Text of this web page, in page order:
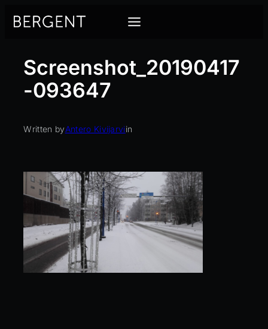
sisältöön
Screenshot_20190417
-093647
Written byAntero Kivijarviin